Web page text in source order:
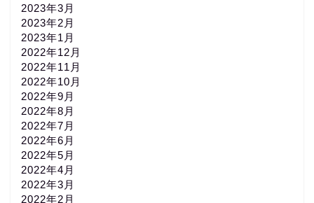
2023年3月
2023年2月
2023年1月
2022年12月
2022年11月
2022年10月
2022年9月
2022年8月
2022年7月
2022年6月
2022年5月
2022年4月
2022年3月
2022年2月